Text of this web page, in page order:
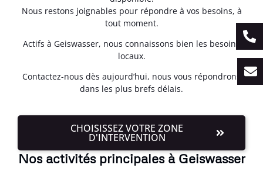
Nous restons joignables pour répondre à vos besoins, à
tout moment.
Actifs à Geiswasser, nous connaissons bien les besoins
locaux.
Contactez-nous dès aujourd’hui, nous vous répondrons
dans les plus brefs délais.
CHOISISSEZ VOTRE ZONE
D'INTERVENTION
Nos activités principales à Geiswasser